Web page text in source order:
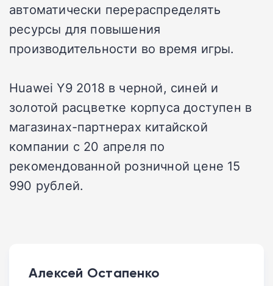
автоматически перераспределять
ресурсы для повышения
производительности во время игры.
Huawei Y9 2018 в черной, синей и
золотой расцветке корпуса доступен в
магазинах-партнерах китайской
компании с 20 апреля по
рекомендованной розничной цене 15
990 рублей.
Алексей Остапенко